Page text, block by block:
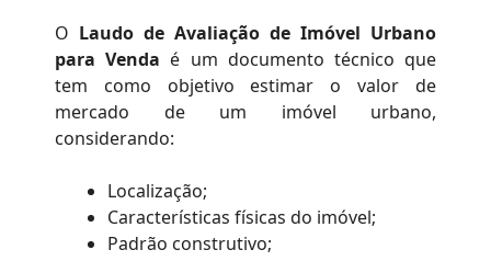
O Laudo de Avaliação de Imóvel Urbano
para Venda é um documento técnico que
tem como objetivo estimar o valor de
mercado de um imóvel urbano,
considerando:
Localização;
Características físicas do imóvel;
Padrão construtivo;